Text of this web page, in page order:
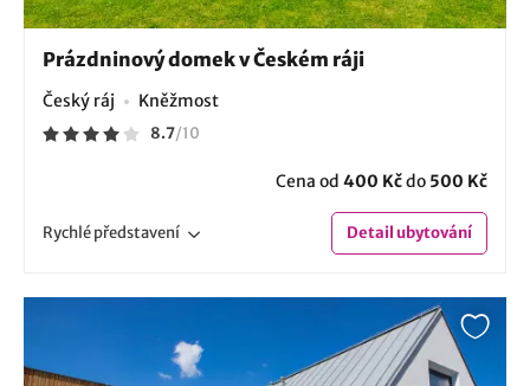
Prázdninový domek v Českém ráji
Český ráj Kněžmost
8.7/10
Cena od 400 Kčdo 500 Kč
Rychlépředstavení Detailubytování